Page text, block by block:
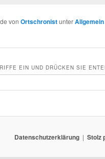
von OrtschronistunterAllgemein
EIN UND DRÜCKEN SIE
Datenschutzerklärung Stolz